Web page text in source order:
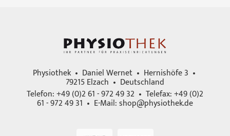
Physiothek • Daniel Wernet • Hernishöfe 3 •
79215 Elzach • Deutschland
Telefon: +49 (0)2 61 - 972 49 32 • Telefax: +49 (0)2
61 - 972 49 31 • E-Mail:shop@physiothek.de